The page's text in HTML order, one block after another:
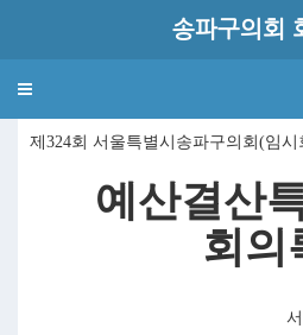
송파구의회
Toggle
제324회 서울특별시송파구의회(임시
예산결산
회의
서울특별시